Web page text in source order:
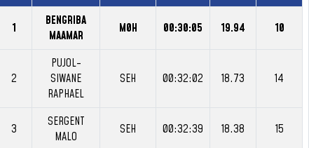
1
BENGRIBA
MAAMAR
M0H 00:30:05 19.94 10
2
PUJOL-
SIWANE
RAPHAEL
SEH 00:32:02 18.73 14
3
SERGENT
MALO
SEH 00:32:39 18.38 15